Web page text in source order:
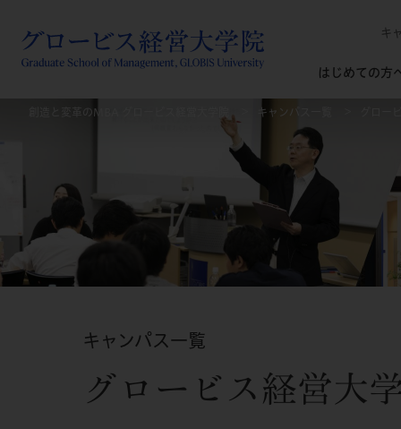
キ
はじめての方
創造と変革のMBA グロービス経営大学院 キャンパス一覧
キャンパス一覧
グロービス経営大